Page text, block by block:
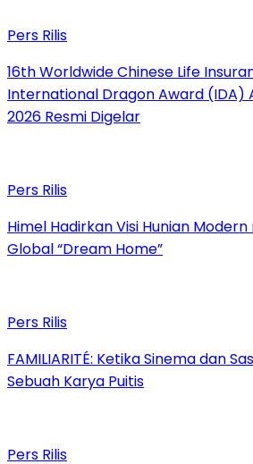
Pers Rilis
16th Worldwide Chinese Life
International Dragon Award (IDA)
2026 Resmi Digelar
Pers Rilis
Himel Hadirkan Visi Hunian
Global “Dream Home”
Pers Rilis
FAMILIARITÉ: Ketika Sinema dan
Sebuah Karya Puitis
Pers Rilis